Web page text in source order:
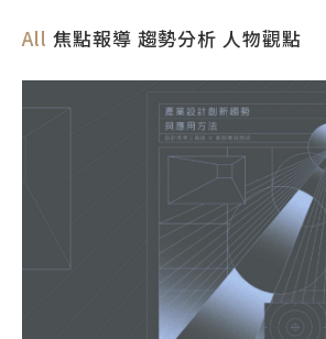
All 焦點報導 趨勢分析 人物觀點